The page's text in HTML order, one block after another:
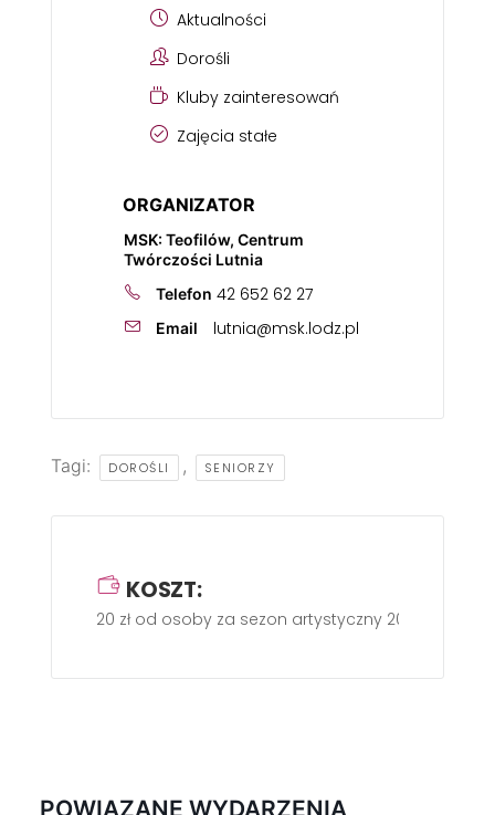
Aktualności
Dorośli
Kluby zainteresowań
Zajęcia stałe
ORGANIZATOR
MSK: Teofilów, Centrum
Twórczości Lutnia
Telefon 42 652 62 27
Email lutnia@msk.lodz.pl
Tagi: DOROŚLI , SENIORZY
KOSZT:
20 zł od osoby za sezon artystyczny 2025/2026
POWIĄZANE WYDARZENIA